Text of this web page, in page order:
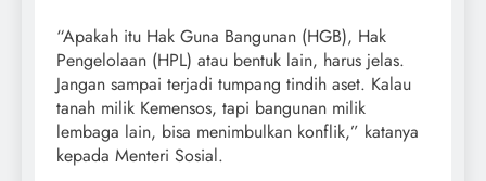
“Apakah itu Hak Guna Bangunan (HGB), Hak
Pengelolaan (HPL) atau bentuk lain, harus jelas.
Jangan sampai terjadi tumpang tindih aset. Kalau
tanah milik Kemensos, tapi bangunan milik
lembaga lain, bisa menimbulkan konflik,” katanya
kepada Menteri Sosial.